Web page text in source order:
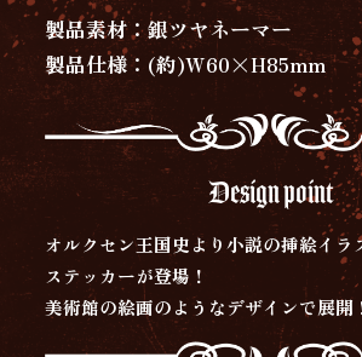
製品素材：銀ツヤネーマー
製品仕様：(約)W60×H85mm
Design point
オルクセン王国史より小説の挿絵イラ
ステッカーが登場！
美術館の絵画のようなデザインで展開